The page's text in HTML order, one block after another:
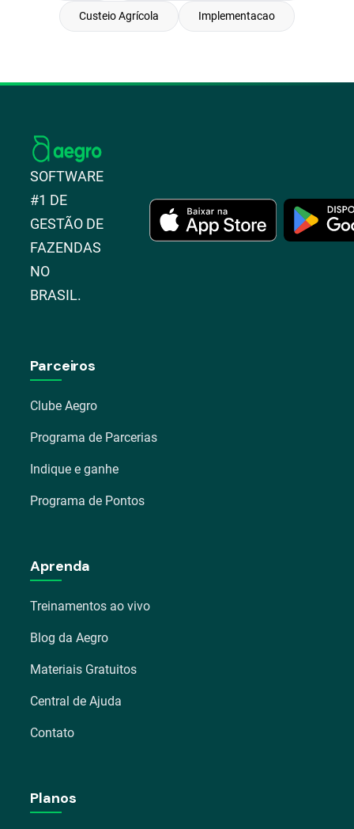
Custeio Agrícola Implementacao
SOFTWARE
#1 DE
GESTÃO DE
FAZENDAS
NO
BRASIL.
Parceiros
Clube Aegro
Programa de Parcerias
Indique e ganhe
Programa de Pontos
Aprenda
Treinamentos ao vivo
Blog da Aegro
Materiais Gratuitos
Central de Ajuda
Contato
Planos